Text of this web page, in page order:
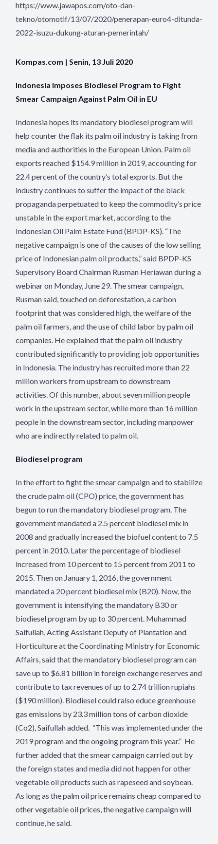
https://www.jawapos.com/oto-dan-
tekno/otomotif/13/07/2020/penerapan-euro4-ditunda-
2022-isuzu-dukung-aturan-pemerintah/
Kompas.com | Senin, 13 Juli 2020
Indonesia Imposes Biodiesel Program to Fight
Smear Campaign Against Palm Oil in EU
Indonesia hopes its mandatory biodiesel program will
help counter the flak its palm oil industry is taking from
media and authorities in the European Union. Palm oil
exports reached $154.9 million in 2019, accounting for
22.4 percent of the country’s total exports. But the
industry continues to suffer the impact of the black
propaganda perpetuated to keep the commodity’s price
unstable in the export market, according to the
Indonesian Oil Palm Estate Fund (BPDP-KS). “The
negative campaign is one of the causes of the low selling
price of Indonesian palm oil products,” said BPDP-KS
Supervisory Board Chairman Rusman Heriawan during a
webinar on Monday, June 29. The smear campaign,
Rusman said, touched on deforestation, a carbon
footprint that was considered high, the welfare of the
palm oil farmers, and the use of child labor by palm oil
companies. He explained that the palm oil industry
contributed significantly to providing job opportunities
in Indonesia. The industry has recruited more than 22
million workers from upstream to downstream
activities. Of this number, about seven million people
work in the upstream sector, while more than 16 million
people in the downstream sector, including manpower
who are indirectly related to palm oil.
Biodiesel program
In the effort to fight the smear campaign and to stabilize
the crude palm oil (CPO) price, the government has
begun to run the mandatory biodiesel program. The
government mandated a 2.5 percent biodiesel mix in
2008 and gradually increased the biofuel content to 7.5
percent in 2010. Later the percentage of biodiesel
increased from 10 percent to 15 percent from 2011 to
2015. Then on January 1, 2016, the government
mandated a 20 percent biodiesel mix (B20). Now, the
government is intensifying the mandatory B30 or
biodiesel program by up to 30 percent. Muhammad
Saifullah, Acting Assistant Deputy of Plantation and
Horticulture at the Coordinating Ministry for Economic
Affairs, said that the mandatory biodiesel program can
save up to $6.81 billion in foreign exchange reserves and
contribute to tax revenues of up to 2.74 trillion rupiahs
($190 million). Biodiesel could ralso educe greenhouse
gas emissions by 23.3 million tons of carbon dioxide
(Co2), Saifullah added. “This was implemented under the
2019 program and the ongoing program this year.” He
further added that the smear campaign carried out by
the foreign states and media did not happen for other
vegetable oil products such as rapeseed and soybean.
As long as the palm oil price remains cheap compared to
other vegetable oil prices, the negative campaign will
continue, he said.